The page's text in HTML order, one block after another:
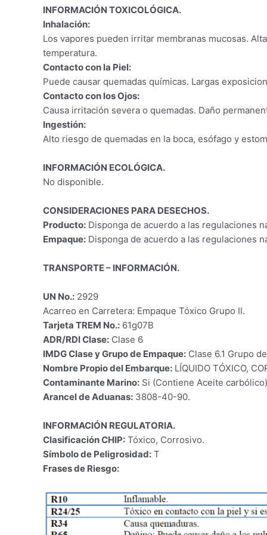
INFORMACIÓN TOXICOLÓGICA.
Inhalación:
Los vapores pueden irritar membranas mucosas.
temperatura.
Contacto con la Piel:
Puede causar quemadas químicas. Largas
Contacto con los Ojos:
Causa irritación severa o quemadas. Daño
Ingestión:
Alto riesgo de quemadas en la boca, esófago y
INFORMACIÓN ECOLÓGICA.
No disponible.
CONSIDERACIONES PARA DESECHOS.
Producto: Disponga de acuerdo a las regulaciones
Empaque: Disponga de acuerdo a las regulaciones
TRANSPORTE – INFORMACIÓN.
UN No.: 2929
Acarreo en Carretera: Empaque Tóxico Grupo II.
Tarjeta TREM No.: 61g07B
ADR/RDI Clase: Clase 6
IMDG Clase y Grupo de Empaque: Clase 6.1 Grupo
Nombre Propio del Embarque: LÍQUIDO TÓXICO,
Contaminante Marino: Si (Contiene Aceite
Arancel de Aduanas:
INFORMACIÓN REGULATORIA.
Clasificación CHIP: Tóxico, Corrosivo.
Símbolo de Peligrosidad: T
Frases de Riesgo: